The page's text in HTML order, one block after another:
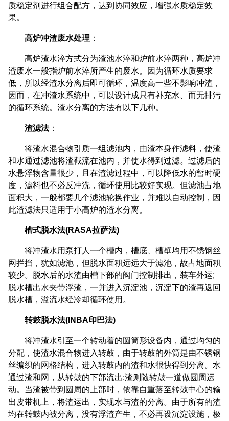
质稳定剂进行组合配方，达到协同效应，增强水质稳定效
果。
高炉冲渣废水处理 ：
高炉渣水淬方式分为渣池水淬和炉前水淬两种，高炉冲
渣废水一般指炉前水淬所产生的废水。因为循环水质要求
低，所以经渣水分离后即可循环，温度高一些不影响冲渣，
因而，在冲渣水系统中，可以设计成只有补充水、而无排污
的循环系统。渣水分离的方法有以下几种。
渣滤法：
将渣水混合物引质一组滤池内，由渣本身作滤料，使渣
和水通过滤池将渣截流在池内，并使水得到过滤。过滤后的
水悬浮物含量很少，且在渣滤过程中，可以降低水的暂时硬
度，滤料也不必反冲洗，循环使用比较好实现。但滤池占地
面积大，一般都要几个滤池轮换作业，并难以自动控制，因
此渣滤法只适用于小高炉的渣水分离。
槽式脱水法(RASA拉萨法)
将冲渣水用泵打人一个槽内，槽底、槽壁均用不锈钢丝
网拦挡，犹如滤池，但脱水面积远远大于滤池，故占地面积
较少。脱水后的水渣由槽下部的阀门控制排出，装车外运;
脱水槽出水夹带浮渣，一并进入沉淀池，沉淀下的渣再返回
脱水槽，溢流水经冷却循环使用。
转鼓脱水法(INBA印巴法)
将冲渣水引至一个转动着的圆筒形设备内，通过均匀的
分配，使渣水混合物进入转鼓，由于转鼓的外筒是由不锈钢
丝编织的网格结构，进入转鼓内的渣和水很快得到分离。水
通过渣和网，从转鼓的下部流出;渣则随转鼓一道做圆周运
动。当渣被带到圆周的上部时，依靠自重落至转鼓中心的输
出皮带机上，将渣运出，实现水与渣的分离。由于所有的渣
均在转鼓内被分离，没有浮渣产生，不必再设沉淀设施，极